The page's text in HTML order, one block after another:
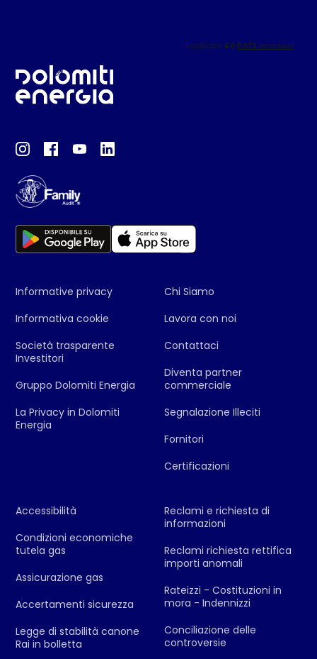
Informative privacy
Informativa cookie
Società trasparente
Investitori
Gruppo Dolomiti Energia
La Privacy in Dolomiti
Energia
Chi Siamo
Lavora con noi
Contattaci
Diventa partner
commerciale
Segnalazione Illeciti
Fornitori
Certificazioni
Accessibilità
Condizioni economiche
tutela gas
Assicurazione gas
Accertamenti sicurezza
Legge di stabilità canone
Rai in bolletta
Reclami e richiesta di
informazioni
Reclami richiesta rettifica
importi anomali
Rateizzi - Costituzioni in
mora - Indennizzi
Conciliazione delle
controversie